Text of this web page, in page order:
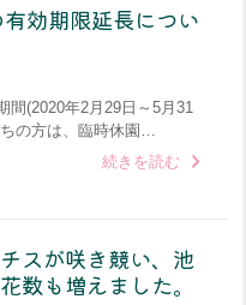
有効期限延長につい
間(2020年2月29日～5月31
の方は、臨時休園…
続きを読む
スが咲き競い、池
数も増えました。